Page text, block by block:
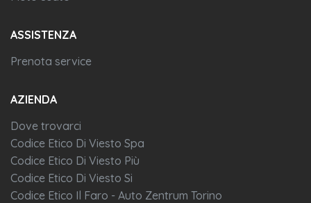
ASSISTENZA
Prenota service
AZIENDA
Dove trovarci
Codice Etico Di Viesto Spa
Codice Etico Di Viesto Più
Codice Etico Di Viesto Si
Codice Etico Il Faro - Auto Zentrum Torino